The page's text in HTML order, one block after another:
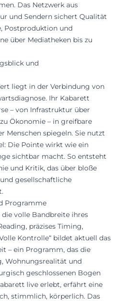
Das Netzwerk aus
und Sendern sichert Qualität
Postproduktion und
über Mediatheken bis zu
und
liegt in der Verbindung von
Ihr Kabarett
– von Infrastruktur über
Ökonomie – in greifbare
Menschen spiegeln. Sie nutzt
Die Pointe wirkt wie ein
sichtbar macht. So entsteht
und Kritik, das über bloße
gesellschaftliche
Programme
volle Bandbreite ihres
präzises Timing,
Kontrolle“ bildet aktuell das
– ein Programm, das die
Wohnungsrealität und
geschlossenen Bogen
live erlebt, erfährt eine
stimmlich, körperlich. Das